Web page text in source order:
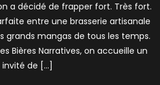
a décidé de frapper fort. Très fort.
entre une brasserie artisanale
grands mangas de tous les temps.
Bières Narratives, on accueille un
invité de […]